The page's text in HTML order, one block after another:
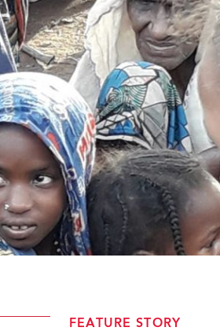
FEATURE STORY